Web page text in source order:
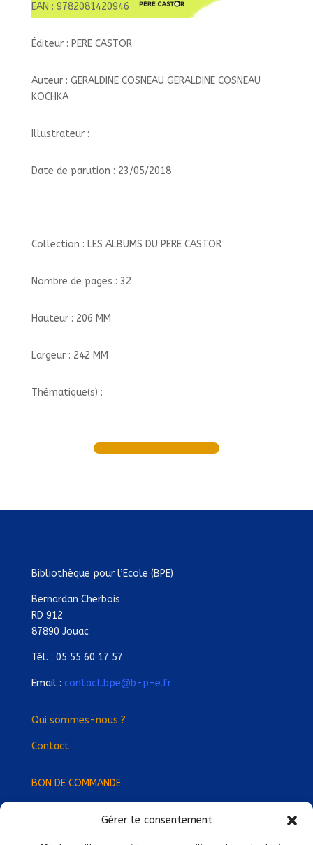
Gérer le consentement
EAN : 9782081420946
Éditeur : PERE CASTOR
Auteur : GERALDINE COSNEAU GERALDINE COSNEAU
KOCHKA
Illustrateur :
Date de parution : 23/05/2018
Collection : LES ALBUMS DU PERE CASTOR
Nombre de pages : 32
Hauteur : 206 MM
Largeur : 242 MM
Thématique(s) :
Bibliothèque pour l’Ecole (BPE)
Bernardan Cherbois
RD 912
87890 Jouac
Tél. : 05 55 60 17 57
Email : contact.bpe@b-p-e.fr
Qui sommes-nous ?
Contact
BON DE COMMANDE
Devenez Délégué·e Régional·e !